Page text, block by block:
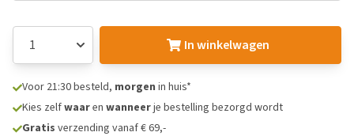
In winkelwagen
Voor 21:30 besteld, morgen in huis*
Kies zelfwaaren wanneerje bestelling bezorgd wordt
Gratis verzending vanaf € 69,-